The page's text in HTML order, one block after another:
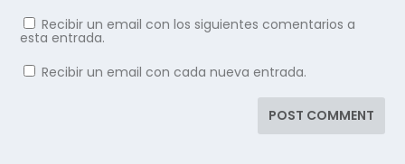
Recibir un email con los siguientes comentarios a
esta entrada.
Recibir un email con cada nueva entrada.